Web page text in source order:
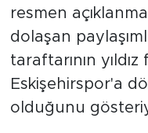
resmen
dolaşan
taraftarının
Eskişehirspor'a
olduğunu